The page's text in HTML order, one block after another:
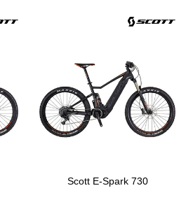
Scott E-Spark 730